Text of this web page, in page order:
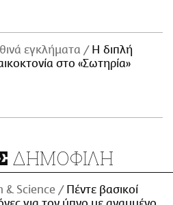
εγκλήματα
Η διπλή
στο «Σωτηρία»
ΔΗΜΟΦΙΛΗ
& Science
Πέντε βασικοί